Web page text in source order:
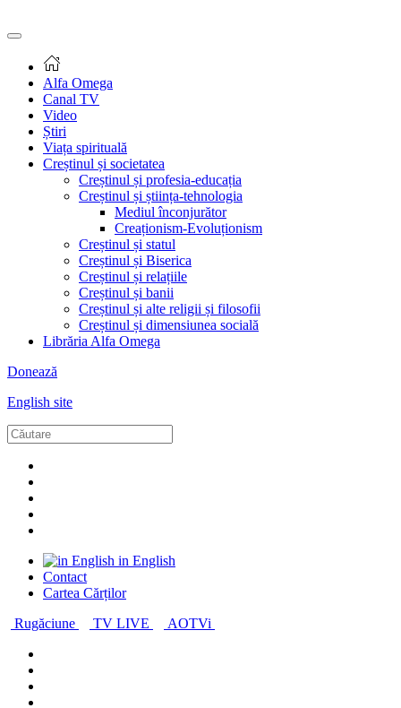
Alfa Omega
Canal TV
Video
Știri
Viața spirituală
Creștinul și societatea
Creștinul și profesia-educația
Creștinul și știința-tehnologia
Mediul înconjurător
Creaționism-Evoluționism
Creștinul și statul
Creștinul și Biserica
Creștinul și relațiile
Creștinul și banii
Creștinul și alte religii și filosofii
Creștinul și dimensiunea socială
Librăria Alfa Omega
Donează
English site
in English
Contact
Cartea Cărților
Rugăciune
TV LIVE AOTVi